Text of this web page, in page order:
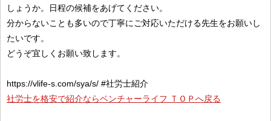
しょうか。日程の候補をあげてください。
分からないことも多いので丁寧にご対応いただける先生をお願いし
たいです。
どうぞ宜しくお願い致します。
https://vlife-s.com/sya/s/ #社労士紹介
社労士を格安で紹介ならベンチャーライフ ＴＯＰへ戻る